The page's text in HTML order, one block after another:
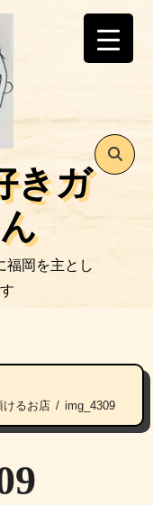
きガ
福岡を主とし
けるお店
img_4309